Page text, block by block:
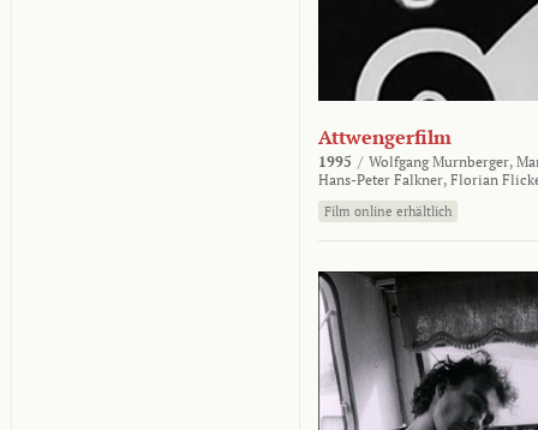
Attwengerfilm
1995 / Wolfgang Murnberger,
Hans-Peter Falkner, Florian
Film online erhältlich